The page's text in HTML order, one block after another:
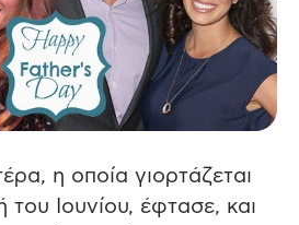
η οποία γιορτάζεται
του Ιουνίου, έφτασε, και